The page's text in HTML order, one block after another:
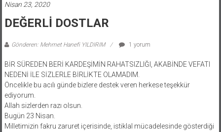
Nisan 23, 2020
DEĞERLİ DOSTLAR
Gönderen: Mehmet Hanefi YILDIRIM 1 yorum
BİR SÜREDEN BERİ KARDEŞİMİN RAHATSIZLIĞI, AKABİNDE VEFATI
NEDENİ İLE SİZLERLE BİRLİKTE OLAMADIM.
Öncelikle bu acılı günde bizlere destek veren herkese teşekkür
ediyorum.
Allah sizlerden razı olsun.
Bugün 23 Nisan.
Milletimizin fakru zaruret içerisinde, istiklal mücadelesinde gösterdiği